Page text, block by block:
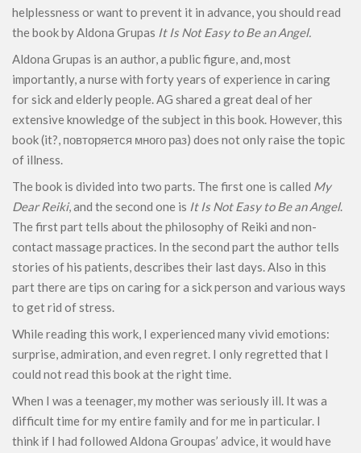
helplessness or want to prevent it in advance, you should read
the book by Aldona Grupas It Is Not Easy to Be an Angel.
Aldona Grupas is an author, a public figure, and, most
importantly, a nurse with forty years of experience in caring
for sick and elderly people. AG shared a great deal of her
extensive knowledge of the subject in this book. However, this
book (it?, повторяется много раз) does not only raise the topic
of illness.
The book is divided into two parts. The first one is called My
Dear Reiki, and the second one is It Is Not Easy to Be an Angel.
The first part tells about the philosophy of Reiki and non-
contact massage practices. In the second part the author tells
stories of his patients, describes their last days. Also in this
part there are tips on caring for a sick person and various ways
to get rid of stress.
While reading this work, I experienced many vivid emotions:
surprise, admiration, and even regret. I only regretted that I
could not read this book at the right time.
When I was a teenager, my mother was seriously ill. It was a
difficult time for my entire family and for me in particular. I
think if I had followed Aldona Groupas’ advice, it would have